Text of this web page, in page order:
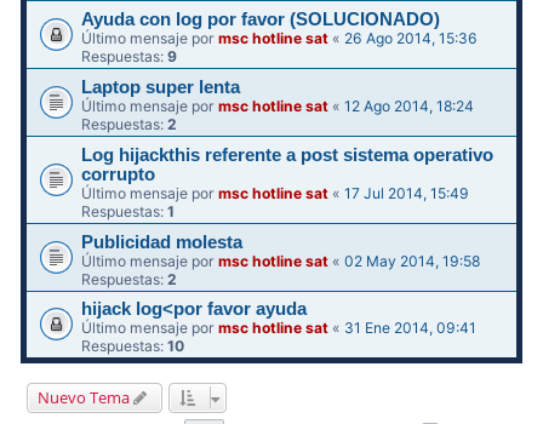
Ayuda con log por favor (SOLUCIONADO)
Último mensaje pormsc hotline sat « 26 Ago 2014, 15:36
Respuestas:9
Laptop super lenta
Último mensaje pormsc hotline sat «12 Ago 2014, 18:24
Respuestas:2
Log hijackthis referente a post sistema operativo
corrupto
Último mensaje pormsc hotline sat «17 Jul 2014, 15:49
Respuestas:1
Publicidad molesta
Último mensaje pormsc hotline sat «02 May 2014, 19:58
Respuestas:2
hijack log<por favor ayuda
Último mensaje pormsc hotline sat « 31 Ene 2014, 09:41
Respuestas:10
Nuevo Tema